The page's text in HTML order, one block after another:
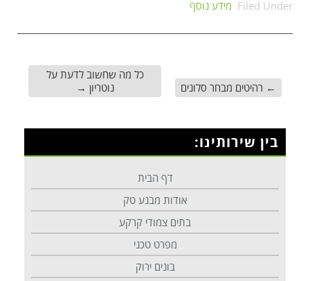
Filed Under: מידע נוסף
← רהיטים מבחר סלונים
כל מה שחשוב לדעת על
נוטריון →
בין שירותינו:
דף הבית
אודות מבנע טק
בתים צמודי קרקע
מפרט טכני
בונים ירוק